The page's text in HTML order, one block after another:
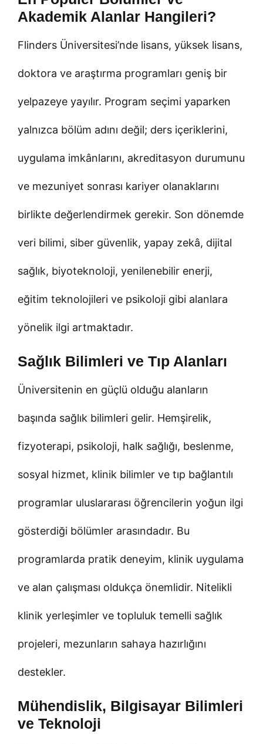
Akademik Alanlar Hangileri?
Flinders Üniversitesi’nde lisans, yüksek lisans,
doktora ve araştırma programları geniş bir
yelpazeye yayılır. Program seçimi yaparken
yalnızca bölüm adını değil; ders içeriklerini,
uygulama imkânlarını, akreditasyon durumunu
ve mezuniyet sonrası kariyer olanaklarını
birlikte değerlendirmek gerekir. Son dönemde
veri bilimi, siber güvenlik, yapay zekâ, dijital
sağlık, biyoteknoloji, yenilenebilir enerji,
eğitim teknolojileri ve psikoloji gibi alanlara
yönelik ilgi artmaktadır.
Sağlık Bilimleri ve Tıp Alanları
Üniversitenin en güçlü olduğu alanların
başında sağlık bilimleri gelir. Hemşirelik,
fizyoterapi, psikoloji, halk sağlığı, beslenme,
sosyal hizmet, klinik bilimler ve tıp bağlantılı
programlar uluslararası öğrencilerin yoğun ilgi
gösterdiği bölümler arasındadır. Bu
programlarda pratik deneyim, klinik uygulama
ve alan çalışması oldukça önemlidir. Nitelikli
klinik yerleşimler ve topluluk temelli sağlık
projeleri, mezunların sahaya hazırlığını
destekler.
Mühendislik, Bilgisayar Bilimleri
ve Teknoloji